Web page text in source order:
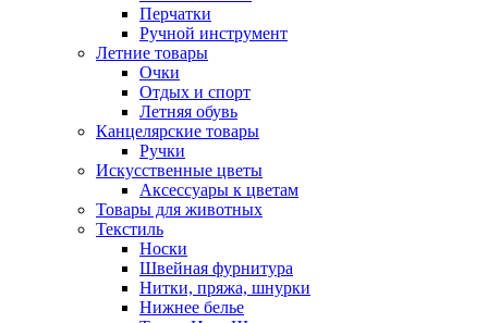
Перчатки
Ручной инструмент
Летние товары
Очки
Отдых и спорт
Летняя обувь
Канцелярские товары
Ручки
Искусственные цветы
Аксессуары к цветам
Товары для животных
Текстиль
Носки
Швейная фурнитура
Нитки, пряжа, шнурки
Нижнее белье